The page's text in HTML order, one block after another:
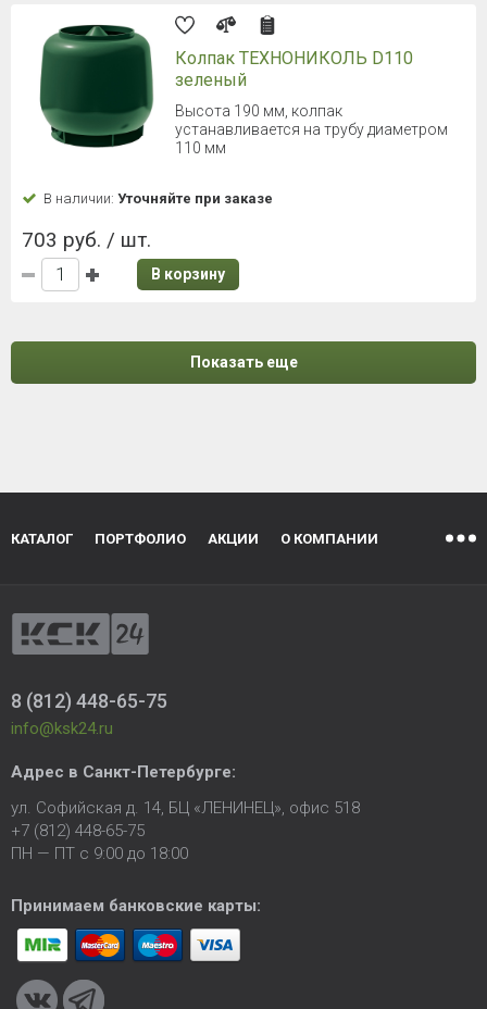
Колпак ТЕХНОНИКОЛЬ D110
зеленый
Высота 190 мм, колпак
устанавливается на трубу диаметром
110 мм
В наличии: Уточняйте при заказе
703 руб. / шт.
В корзину
Показать еще
КАТАЛОГ ПОРТФОЛИО АКЦИИ О КОМПАНИИ
8 (812) 448-65-75
info@ksk24.ru
Адрес в Санкт-Петербурге:
ул. Софийская д. 14, БЦ «ЛЕНИНЕЦ», офис 518
+7 (812) 448-65-75
ПН — ПТ с 9:00 до 18:00
Принимаем банковские карты: